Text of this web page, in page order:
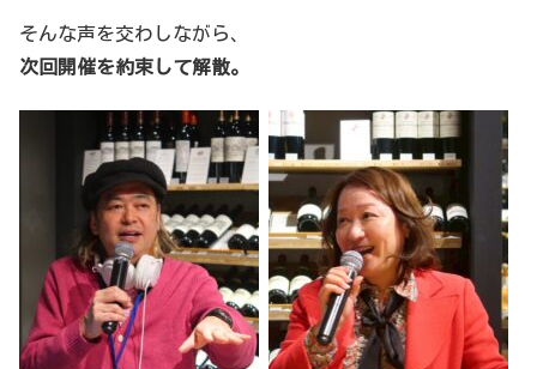
そんな声を交わしながら、
次回開催を約束して解散。